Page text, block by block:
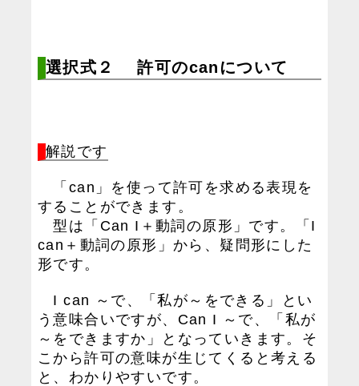
選択式２ 許可のcanについて
解説です
「can」を使って許可を求める表現を
することができます。
型は「Can I＋動詞の原形」です。「I
can＋動詞の原形」から、疑問形にした
形です。
I can ～で、「私が～をできる」とい
う意味合いですが、Can I ～で、「私が
～をできますか」となっていきます。そ
こから許可の意味が生じてくると考える
と、わかりやすいです。